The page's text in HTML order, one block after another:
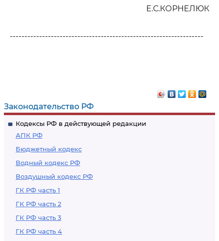
Законодательство РФ
Кодексы РФ в действующей редакции
АПК РФ
Бюджетный кодекс
Водный кодекс РФ
Воздушный кодекс РФ
ГК РФ часть 1
ГК РФ часть 2
ГК РФ часть 3
ГК РФ часть 4
Е.С.КОРНЕЛЮК
------------------------------------------------------------------